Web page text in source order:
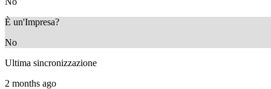
È un'Impresa?
No
Ultima sincronizzazione
2 months ago